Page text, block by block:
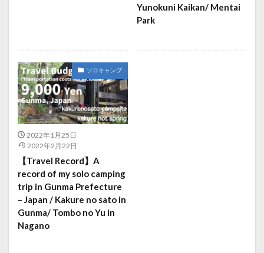
Yunokuni Kaikan/ Mentai
Park
ソロキャンプ
2022年1月25日
2022年2月22日
【Travel Record】A
record of my solo camping
trip in Gunma Prefecture
– Japan / Kakure no sato in
Gunma/ Tombo no Yu in
Nagano